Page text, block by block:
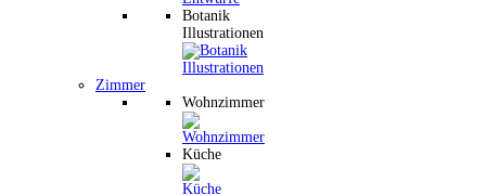
Botanik
Illustrationen
Zimmer
Wohnzimmer
Küche